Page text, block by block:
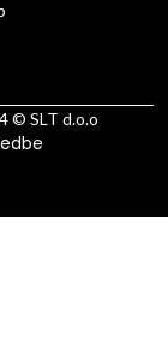
© SLT d.o.o